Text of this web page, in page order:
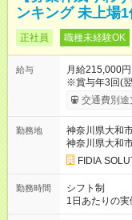
ンキング 未上場
正社員 職種未経験OK
給与
月給215,000
※賞与年3回(
給！ ※能力・
用期間】試用
交通費別途
勤務地
神奈川県大和
神奈川県大和
FIDIA
勤務時間
シフト制
1日あたりの
16:00 (2)8:00